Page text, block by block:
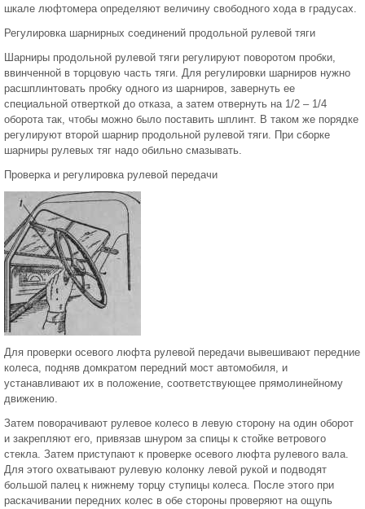
шкале люфтомера определяют величину свободного хода в градусах.
Регулировка шарнирных соединений продольной рулевой тяги
Шарниры продольной рулевой тяги регулируют поворотом пробки,
ввинченной в торцовую часть тяги. Для регулировки шарниров нужно
расшплинтовать пробку одного из шарниров, завернуть ее
специальной отверткой до отказа, а затем отвернуть на 1/2 – 1/4
оборота так, чтобы можно было поставить шплинт. В таком же порядке
регулируют второй шарнир продольной рулевой тяги. При сборке
шарниры рулевых тяг надо обильно смазывать.
Проверка и регулировка рулевой передачи
Для проверки осевого люфта рулевой передачи вывешивают передние
колеса, подняв домкратом передний мост автомобиля, и
устанавливают их в положение, соответствующее прямолинейному
движению.
Затем поворачивают рулевое колесо в левую сторону на один оборот
и закрепляют его, привязав шнуром за спицы к стойке ветрового
стекла. Затем приступают к проверке осевого люфта рулевого вала.
Для этого охватывают рулевую колонку левой рукой и подводят
большой палец к нижнему торцу ступицы колеса. После этого при
раскачивании передних колес в обе стороны проверяют на ощупь